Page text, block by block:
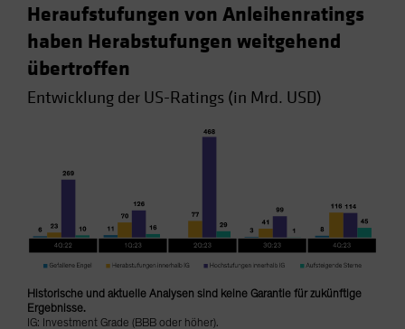
Heraufstufungen von Anleihenratings
haben Herabstufungen weitgehend
übertroffen
Entwicklung der US-Ratings (in Mrd. USD)
Historische und aktuelle Analysen sind keine Garantie für zukünftige
Ergebnisse.
IG: Investment Grade (BBB oder höher).